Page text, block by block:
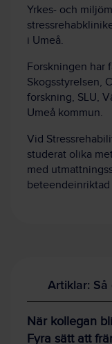
Yrkes- och
i Umeå.
Forskningen har
Skogsstyrelsen,
forskning, SLU,
Umeå kommun.
Vid
studerat olika
med
Artiklar: Så
När kollegan
Fyra sätt att